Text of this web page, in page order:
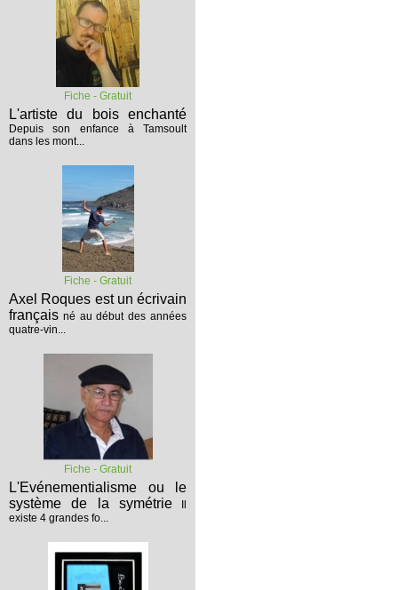
Fiche - Gratuit
L'artiste du bois enchanté
Depuis son enfance à Tamsoult
dans les mont...
Fiche - Gratuit
Axel Roques est un écrivain
français né au début des années
quatre-vin...
Fiche - Gratuit
L'Evénementialisme ou le
système de la symétrie
existe 4 grandes fo...